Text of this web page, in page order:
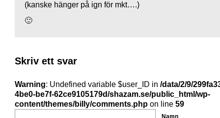
(kanske hänger på ign för mkt….)
🙂
Skriv ett svar
Warning: Undefined variable $user_ID in /data/2/9/
4be0-be7f-62ce9105179d/shazam.se/public_html/wp-
content/themes/billy/comments.php on line 59
Namn